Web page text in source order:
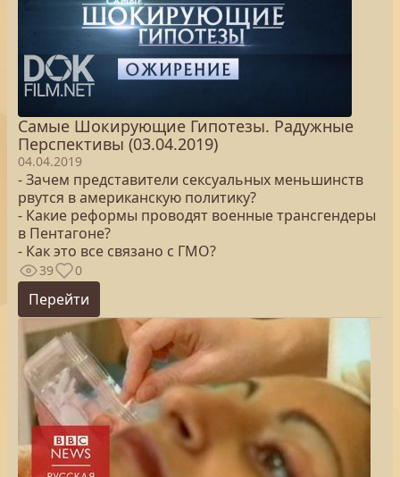
Самые Шокирующие Гипотезы. Радужные
Перспективы (03.04.2019)
04.04.2019
- Зачем представители сексуальных меньшинств
рвутся в американскую политику?
- Какие реформы проводят военные трансгендеры
в Пентагоне?
- Как это все связано с ГМО?
39 0
Перейти